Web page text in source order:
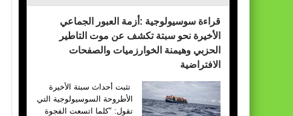
قراءة سوسيولوجية :أزمة العبور الجماعي
الأخيرة نحو سبتة تكشف عن موت التاطير
الحزبي وهيمنة الخوارزميات والصفحات
الافتراضية
تثبت أحداث سبتة الأخيرة
الأطروحة السوسيولوجية التي
تقول: "كلما اتسعت الفجوة